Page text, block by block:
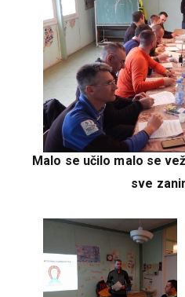
Malo se učilo malo se
sve